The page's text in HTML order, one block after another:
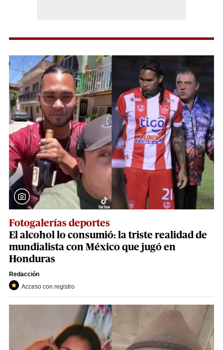
Fotogalerías deportes
El alcohol lo consumió: la triste realidad de
mundialista con México que jugó en
Honduras
Redacción
Acceso con registro